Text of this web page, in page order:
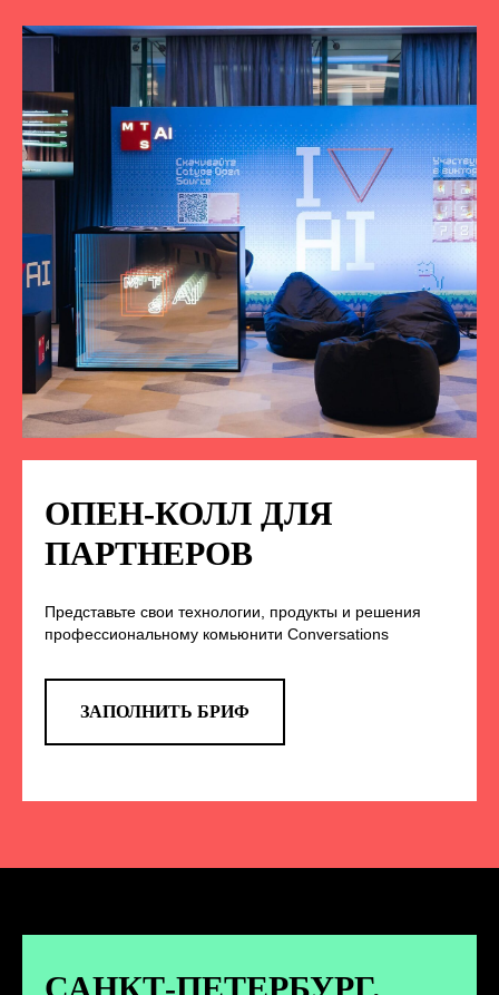
ОПЕН-КОЛЛ ДЛЯ
ПАРТНЕРОВ
Представьте свои технологии, продукты и решения
профессиональному комьюнити Conversations
ЗАПОЛНИТЬ БРИФ
НА НАС В СОЦСЕТЯХ
TELEGRAM
анонс новых спикеров и другие
новости конференции